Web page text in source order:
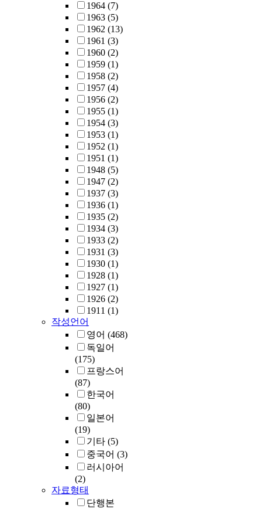
1964 (7)
1963 (5)
1962 (13)
1961 (3)
1960 (2)
1959 (1)
1958 (2)
1957 (4)
1956 (2)
1955 (1)
1954 (3)
1953 (1)
1952 (1)
1951 (1)
1948 (5)
1947 (2)
1937 (3)
1936 (1)
1935 (2)
1934 (3)
1933 (2)
1931 (3)
1930 (1)
1928 (1)
1927 (1)
1926 (2)
1911 (1)
작성언어
영어 (468)
독일어
(175)
프랑스어
(87)
한국어
(80)
일본어
(19)
기타 (5)
중국어 (3)
러시아어
(2)
자료형태
단행본